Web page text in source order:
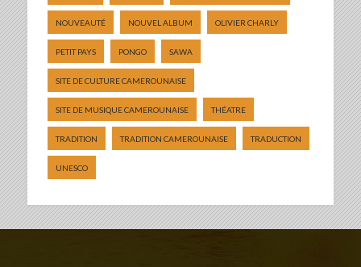
NOUVEAUTÉ NOUVEL ALBUM OLIVIER CHARLY
PETIT PAYS PONGO SAWA
SITE DE CULTURE CAMEROUNAISE
SITE DE MUSIQUE CAMEROUNAISE THÉATRE
TRADITION TRADITION CAMEROUNAISE TRADUCTION
UNESCO